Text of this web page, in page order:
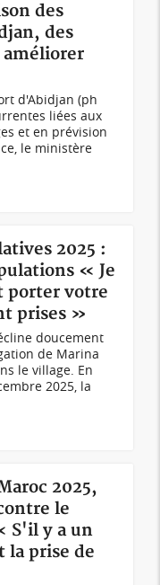
des
des
améliorer
d'Abidjan (ph
liées aux
et en prévision
le ministère
2025 :
« Je
porter votre
prises »
doucement
de Marina
le village. En
2025, la
2025,
le
S'il y a un
la prise de